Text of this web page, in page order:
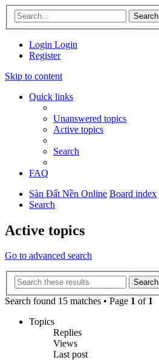
Search
Login Login
Register
Skip to content
Quick links
Unanswered topics
Active topics
Search
FAQ
Sàn Đất Nền Online Board index
Search
Active topics
Go to advanced search
Search
Search found 15 matches • Page 1 of 1
Topics
Replies
Views
Last post